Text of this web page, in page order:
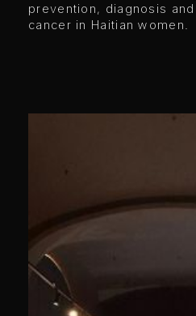
prevention, diagnosis
cancer in Haitian women.